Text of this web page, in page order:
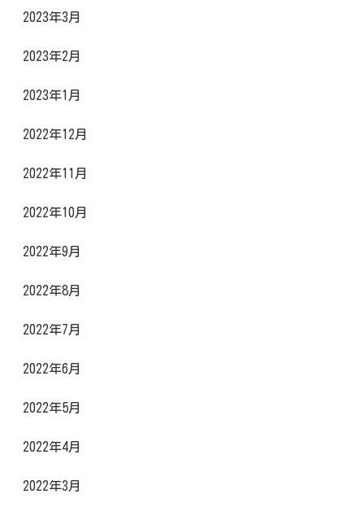
2023年3月
2023年2月
2023年1月
2022年12月
2022年11月
2022年10月
2022年9月
2022年8月
2022年7月
2022年6月
2022年5月
2022年4月
2022年3月